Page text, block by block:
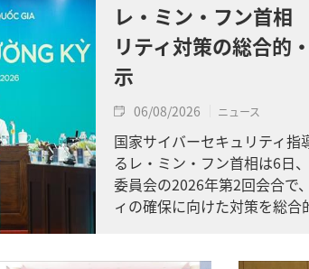
レ・ミン・フン首
リティ対策の総合的
示
06/08/2026 ニュース
国家サイバーセキュリティ指
るレ・ミン・フン首相は6日
委員会の2026年第2回会合で
ィの確保に向けた対策を総合